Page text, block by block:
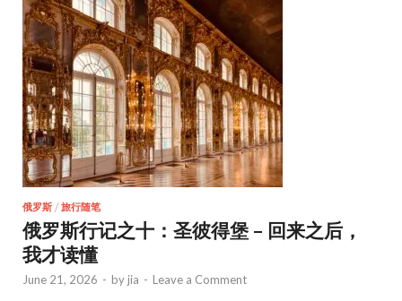
俄罗斯 / 旅行随笔
俄罗斯行记之十：圣彼得堡 – 回来之后，
我才读懂
June 21, 2026 - by jia - Leave a Comment